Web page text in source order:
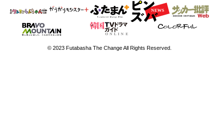
© 2023 Futabasha The Change All Rights Reserved.